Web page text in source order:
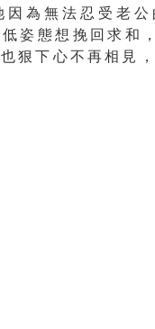
因為無法忍受老
姿態想挽回求和
狠下心不再相見